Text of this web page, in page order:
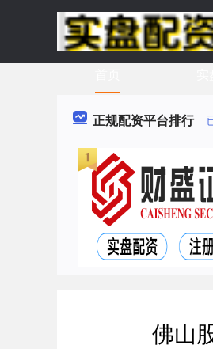
正规配资平台排行
佛山